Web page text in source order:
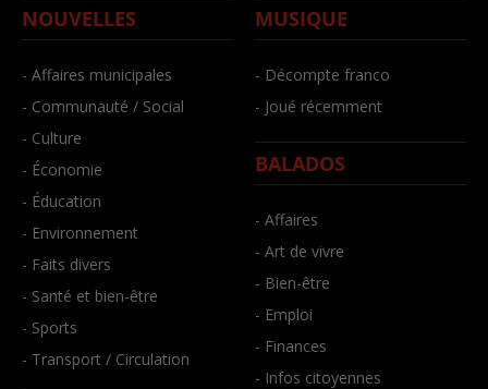
NOUVELLES
- Affaires municipales
- Communauté / Social
- Culture
- Économie
- Éducation
- Environnement
- Faits divers
- Santé et bien-être
- Sports
- Transport / Circulation
MUSIQUE
- Décompte franco
- Joué récemment
BALADOS
- Affaires
- Art de vivre
- Bien-être
- Emploi
- Finances
- Infos citoyennes